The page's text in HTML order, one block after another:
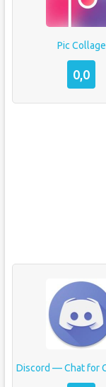
Pic Collage
0,0